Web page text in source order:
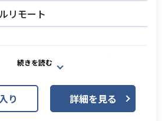
リモート
先端のタクシーアプリを運営する
業にてデータ分析・可視化の業務
任せします。
ト最適化やダッシュボートの作
り 詳細を見る